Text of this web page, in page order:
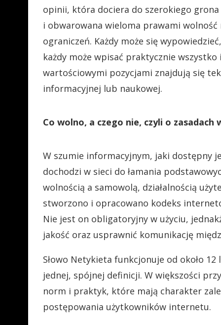
opinii, która dociera do szerokiego
i obwarowana wieloma prawami
ograniczeń. Każdy może się
każdy może wpisać praktycznie
wartościowymi pozycjami znajdują się
informacyjnej lub naukowej.
Co wolno, a czego nie, czyli o zasadach
W szumie informacyjnym, jaki dostępny
dochodzi w sieci do łamania
wolnością a samowolą, działalnością
stworzono i opracowano kodeks
Nie jest on obligatoryjny w użyciu,
jakość oraz usprawnić komunikację
Słowo Netykieta funkcjonuje od około
jednej, spójnej definicji. W większości
norm i praktyk, które mają charakter
postępowania użytkowników internetu.